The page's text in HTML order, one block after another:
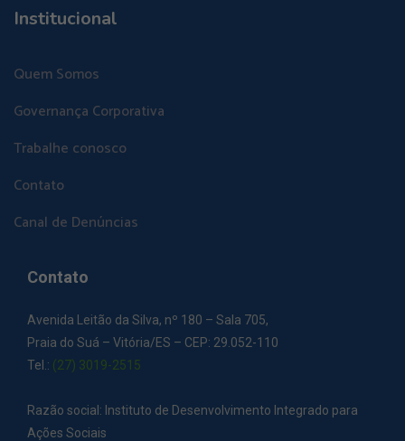
Institucional
Quem Somos
Governança Corporativa
Trabalhe conosco
Contato
Canal de Denúncias
Contato
Avenida Leitão da Silva, nº 180 – Sala 705,
Praia do Suá – Vitória/ES – CEP: 29.052-110
Tel.: (27) 3019-2515
Razão social: Instituto de Desenvolvimento Integrado para
Ações Sociais